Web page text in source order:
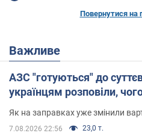
Повернутися на
Важливе
АЗС "готуються" до
українцям розповіли,
Як на заправках уже змінили
7.08.2026 22:56 23,0 т.